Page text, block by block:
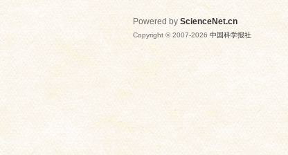
Powered by ScienceNet.cn
Copyright © 2007-2026 中国科学报社